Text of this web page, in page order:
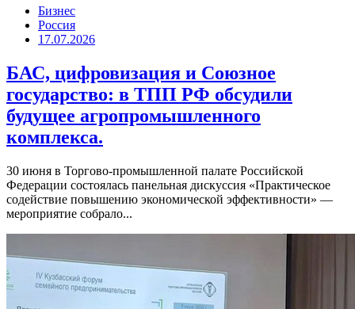
Бизнес
Россия
17.07.2026
БАС, цифровизация и Союзное
государство: в ТПП РФ обсудили
будущее агропромышленного
комплекса.
30 июня в Торгово-промышленной палате Российской
Федерации состоялась панельная дискуссия «Практическое
содействие повышению экономической эффективности» —
мероприятие собрало...